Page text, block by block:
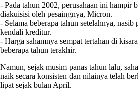
- Pada tahun 2002, perusahaan ini hampir
diakuisisi oleh pesaingnya, Micron.
- Selama beberapa tahun setelahnya, nasib
kendali kreditur.
- Harga sahamnya sempat tertahan di
beberapa tahun terakhir.
Namun, sejak musim panas tahun lalu,
naik secara konsisten dan nilainya telah
lipat sejak bulan April.